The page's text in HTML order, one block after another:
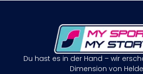
Du hast es in der Hand – wir
Dimension von